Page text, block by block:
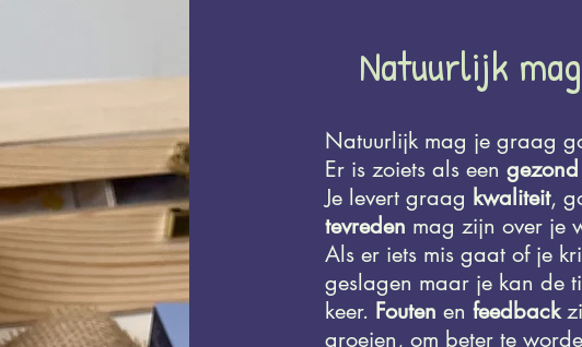
Natuurlijk
Natuurlijk mag je graag
Er is zoiets als een gezond
Je levert graag kwaliteit,
tevreden mag zijn over je
Als er iets mis gaat of je
geslagen maar je kan de
keer. Fouten en feedback
groeien, om beter te